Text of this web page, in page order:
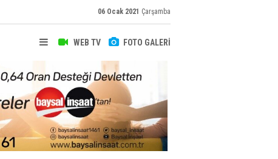
06 Ocak 2021 Çarşamba
WEB TV FOTO GALERİ